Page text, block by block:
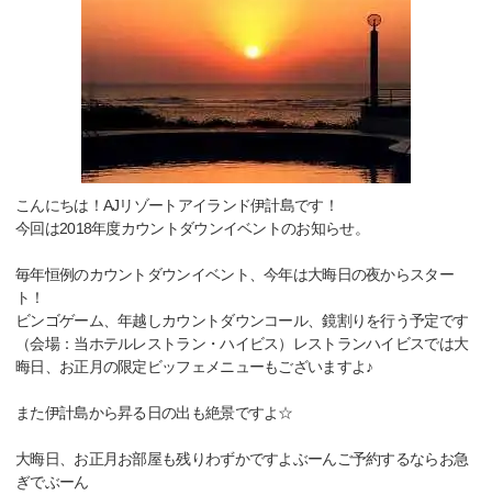
こんにちは！AJリゾートアイランド伊計島です！
今回は2018年度カウントダウンイベントのお知らせ。
毎年恒例のカウントダウンイベント、今年は大晦日の夜からスター
ト！
ビンゴゲーム、年越しカウントダウンコール、鏡割りを行う予定です
（会場：当ホテルレストラン・ハイビス）レストランハイビスでは大
晦日、お正月の限定ビッフェメニューもございますよ♪
また伊計島から昇る日の出も絶景ですよ☆
大晦日、お正月お部屋も残りわずかですよぶーんご予約するならお急
ぎでぶーん